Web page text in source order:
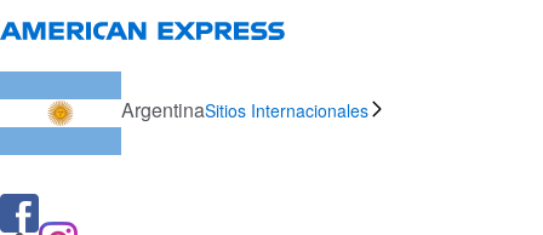
ArgentinaSitios Internacionales